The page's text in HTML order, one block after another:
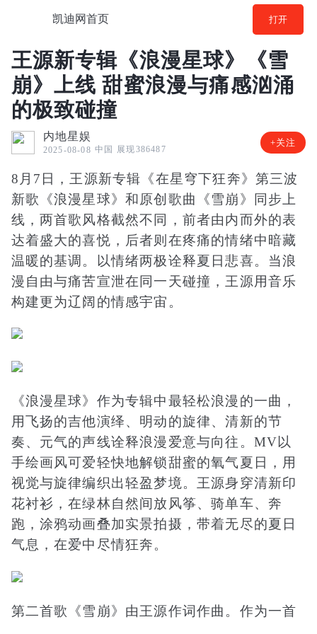
凯迪网首页 打开
王源新专辑《浪漫星球》《雪
崩》上线 甜蜜浪漫与痛感汹涌
的极致碰撞
内地星娱
2025-08-08 中国 展现386487
+关注
8月7日，王源新专辑《在星穹下狂奔》第三波
新歌《浪漫星球》和原创歌曲《雪崩》同步上
线，两首歌风格截然不同，前者由内而外的表
达着盛大的喜悦，后者则在疼痛的情绪中暗藏
温暖的基调。以情绪两极诠释夏日悲喜。当浪
漫自由与痛苦宣泄在同一天碰撞，王源用音乐
构建更为辽阔的情感宇宙。
《浪漫星球》作为专辑中最轻松浪漫的一曲，
用飞扬的吉他演绎、明动的旋律、清新的节
奏、元气的声线诠释浪漫爱意与向往。MV以
手绘画风可爱轻快地解锁甜蜜的氧气夏日，用
视觉与旋律编织出轻盈梦境。王源身穿清新印
花衬衫，在绿林自然间放风筝、骑单车、奔
跑，涂鸦动画叠加实景拍摄，带着无尽的夏日
气息，在爱中尽情狂奔。
第二首歌《雪崩》由王源作词作曲。作为一首